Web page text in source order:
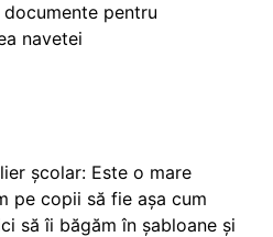
pentru
navetei
școlar: Este o mare
pe copii să fie așa cum
să îi băgăm în șabloane și